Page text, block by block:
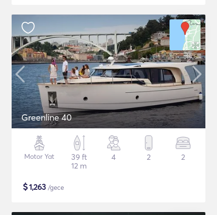
Greenline 40
Motor Yat
39 ft
12 m
4 2 2
$1,263 /gece